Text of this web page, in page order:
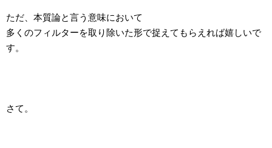
ただ、本質論と言う意味において
多くのフィルターを取り除いた形で捉えてもらえれば嬉しいで
す。
さて。